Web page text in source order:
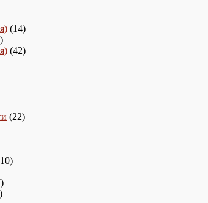
1414
134
товара
4242
2222
310
97
товаров